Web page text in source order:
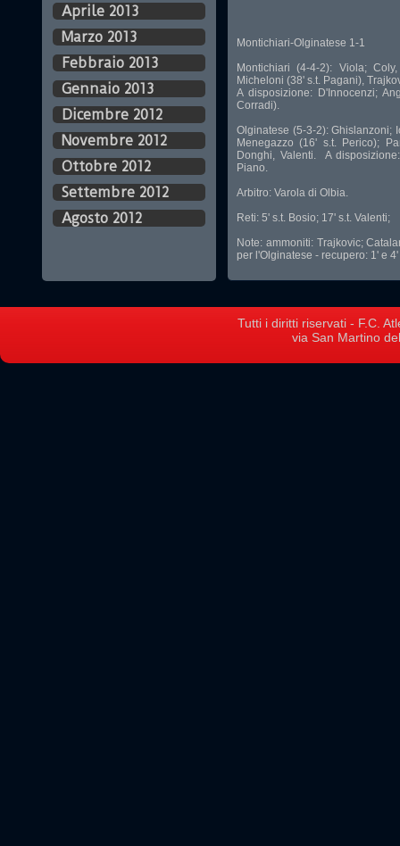
Aprile 2013
Marzo 2013
Febbraio 2013
Gennaio 2013
Dicembre 2012
Novembre 2012
Ottobre 2012
Settembre 2012
Agosto 2012
Montichiari-Olginatese 1-1
Montichiari (4-4-2): Viola;
Micheloni (38' s.t. Pagani),
A disposizione: D'Innocenzi;
Corradi).
Olginatese (5-3-2): Ghislanzoni;
Menegazzo (16' s.t. Perico);
Donghi, Valenti. A
Piano.
Arbitro: Varola di Olbia.
Reti: 5' s.t. Bosio; 17' s.t. Valenti;
Note: ammoniti: Trajkovic;
per l'Olginatese - recupero: 1' e
Tutti i diritti riservati - F.C.
via San Martino